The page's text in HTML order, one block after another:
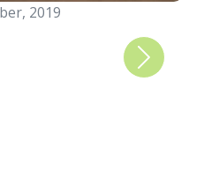
2019
Next